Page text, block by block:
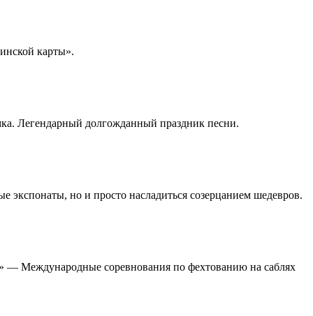
карты».
Легендарный долгожданный праздник песни.
но и просто насладиться созерцанием шедевров.
— Международные соревнования по фехтованию на саблях